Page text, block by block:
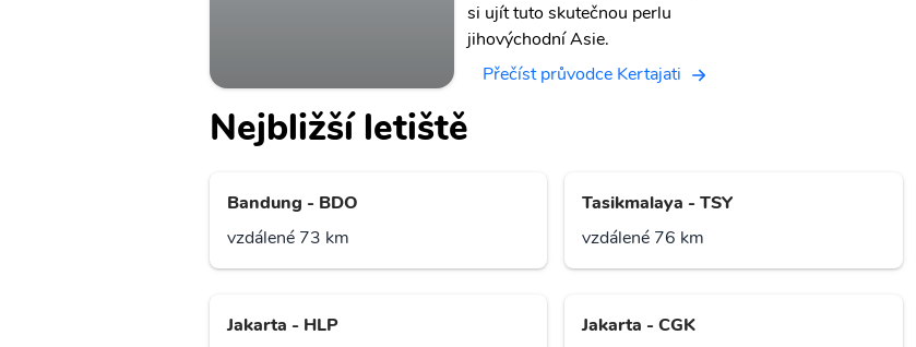
si ujít tuto skutečnou perlu
jihovýchodní Asie.
Přečíst průvodce Kertajati
Nejbližší letiště
Bandung - BDO
vzdálené 73 km
Tasikmalaya - TSY
vzdálené 76 km
Jakarta - HLP
Jakarta - CGK